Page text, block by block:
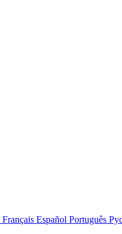
Français Español Português